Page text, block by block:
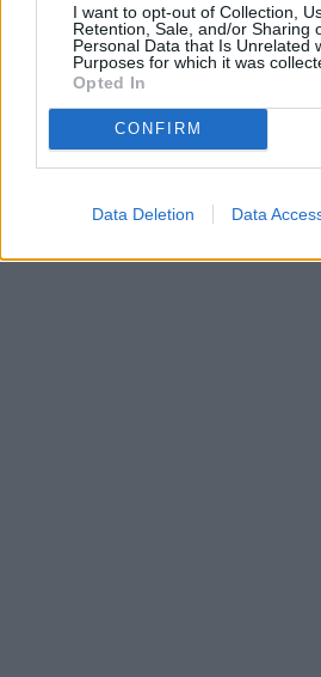
I want to opt-out of Collection,
Retention, Sale, and/or Sharing
Personal Data that Is Unrelated
Purposes for which it was
Opted In
CONFIRM
Data Deletion Data